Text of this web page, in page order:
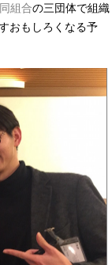
組合の三団体で組織
おもしろくなる予